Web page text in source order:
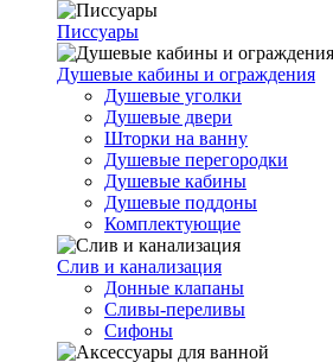
Писсуары
Душевые кабины и ограждения
Душевые уголки
Душевые двери
Шторки на ванну
Душевые перегородки
Душевые кабины
Душевые поддоны
Комплектующие
Слив и канализация
Донные клапаны
Сливы-переливы
Сифоны